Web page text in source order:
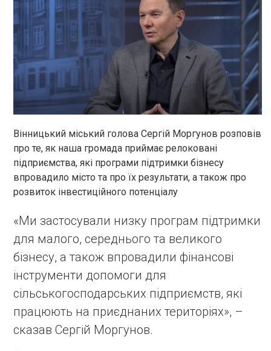
Вінницький міський голова Сергій Моргунов розповів
про те, як наша громада приймає релоковані
підприємства, які програми підтримки бізнесу
впровадило місто та про їх результати, а також про
розвиток інвестиційного потенціалу
«Ми застосували низку програм підтримки
для малого, середнього та великого
бізнесу, а також впровадили фінансові
інструменти допомоги для
сільськогосподарських підприємств, які
працюють на приєднаних територіях», –
сказав Сергій Моргунов.